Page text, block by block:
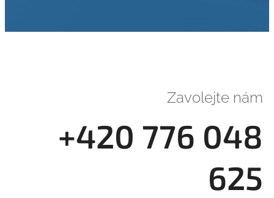
Zavolejte nám
+420 776 048
625